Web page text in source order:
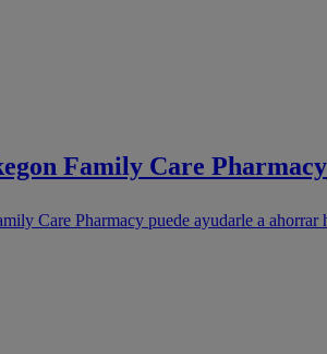
Family Care Pharmacy
Care Pharmacy puede ayudarle a